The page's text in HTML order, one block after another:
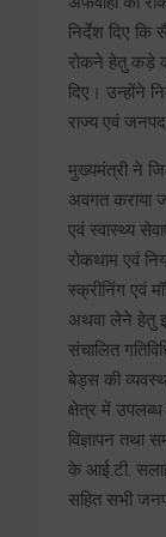
निर्देश दिए कि
रोकने हेतु कड़े
दिए। उन्होंने
राज्य एवं जनपद
मुख्यमंत्री ने
अवगत कराया
एवं स्वास्थ्य
रोकथाम एवं
स्क्रीनिंग एवं
अथवा लेने हेतु
संचालित
बेड्स की
क्षेत्र में
विज्ञापन तथा
के आई.टी.
सहित सभी